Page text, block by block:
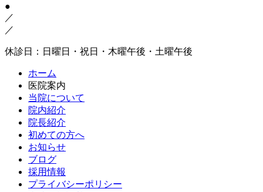
●
／
／
休診日：日曜日・祝日・木曜午後・土曜午後
ホーム
医院案内
当院について
院内紹介
院長紹介
初めての方へ
お知らせ
ブログ
採用情報
プライバシーポリシー